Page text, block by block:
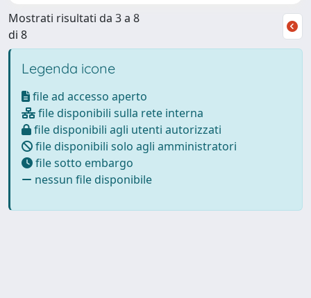
Mostrati risultati da 3 a 8
di 8
Legenda icone
file ad accesso aperto
file disponibili sulla rete interna
file disponibili agli utenti autorizzati
file disponibili solo agli amministratori
file sotto embargo
nessun file disponibile